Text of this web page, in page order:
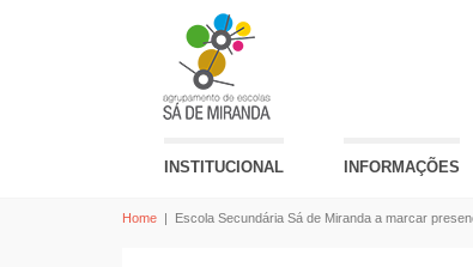
INSTITUCIONAL INFORMAÇÕES
Home | Escola Secundária Sá de Miranda a marcar